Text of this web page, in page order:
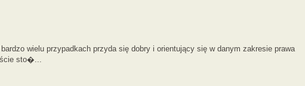
wielu przypadkach przyda się dobry i orientujący się w danym zakresie prawa
sto�...